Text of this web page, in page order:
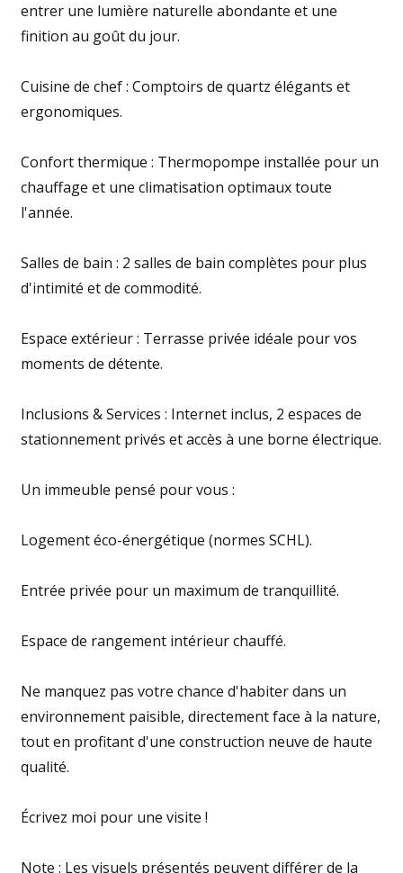
entrer une lumière naturelle abondante et une
finition au goût du jour.
Cuisine de chef : Comptoirs de quartz élégants et
ergonomiques.
Confort thermique : Thermopompe installée pour un
chauffage et une climatisation optimaux toute
l'année.
Salles de bain : 2 salles de bain complètes pour plus
d'intimité et de commodité.
Espace extérieur : Terrasse privée idéale pour vos
moments de détente.
Inclusions & Services : Internet inclus, 2 espaces de
stationnement privés et accès à une borne électrique.
Un immeuble pensé pour vous :
Logement éco-énergétique (normes SCHL).
Entrée privée pour un maximum de tranquillité.
Espace de rangement intérieur chauffé.
Ne manquez pas votre chance d'habiter dans un
environnement paisible, directement face à la nature,
tout en profitant d'une construction neuve de haute
qualité.
Écrivez moi pour une visite !
Note : Les visuels présentés peuvent différer de la